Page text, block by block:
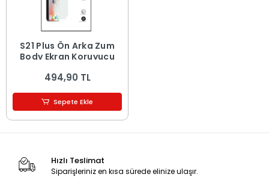
S21 Plus Ön Arka Zum
Body Ekran Koruyucu
494,90 TL
Sepete Ekle
Hızlı Teslimat
Siparişleriniz en kısa sürede elinize ulaşır.